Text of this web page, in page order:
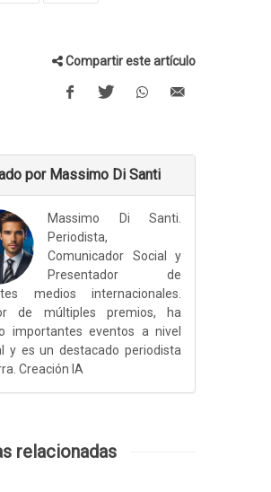
Compartir este artículo
por Massimo Di Santi
Massimo Di Santi.
Periodista,
Comunicador Social y
Presentador de
medios internacionales.
de múltiples premios, ha
importantes eventos a nivel
y es un destacado periodista
Creación IA
relacionadas